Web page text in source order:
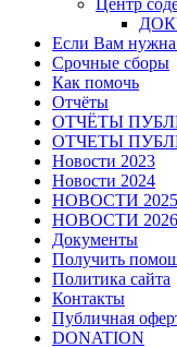
Центр
Если Вам
Срочные сборы
Как помочь
Отчёты
ОТЧЁТЫ
ОТЧЕТЫ
Новости 2023
Новости 2024
НОВОСТИ 2025
НОВОСТИ 2026
Документы
Получить
Политика сайта
Контакты
Публичная
DONATION